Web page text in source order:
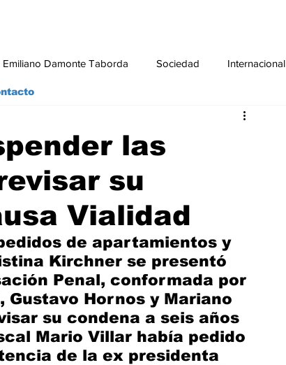
Damonte Taborda Sociedad Internacional
las
su
Vialidad
de apartamientos y
Kirchner se presentó
Penal, conformada por
Hornos y Mariano
su condena a seis años
Mario Villar había pedido
de la ex presidenta